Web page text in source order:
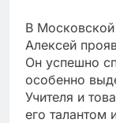
В Московской
Алексей
Он успешно
особенно
Учителя и
его талантом